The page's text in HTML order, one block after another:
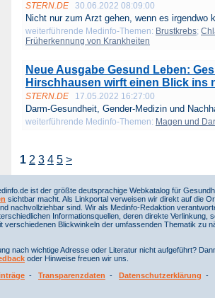
STERN.DE 30.06.2022 08:09:00
Nicht nur zum Arzt gehen, wenn es irgendwo
weiterführende Medinfo-Themen: Brustkrebs;
Früherkennung von Krankheiten
Neue Ausgabe Gesund Leben:
Hirschhausen wirft einen Blick ins
STERN.DE 17.05.2022 16:27:00
Darm-Gesundheit, Gender-Medizin und
weiterführende Medinfo-Themen: Magen und
1 2 3 4 5 >
ist der größte deutsprachige Webkatalog für
sichtbar macht. Als Linkportal verweisen wir direkt auf die
nachvollziehbar sind. Wir als Medinfo-Redaktion
Informationsquellen, deren direkte
verschiedenen Blickwinkeln der umfassenden Thematik
nach wichtige Adresse oder Literatur nicht aufgeführt?
oder Hinweise freuen wir uns.
- Transparenzdaten - Datenschutzerklärung -